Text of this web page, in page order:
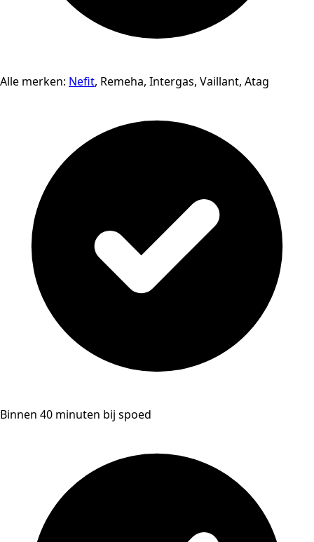
Alle merken: Nefit, Remeha, Intergas, Vaillant, Atag
Binnen 40 minuten bij spoed